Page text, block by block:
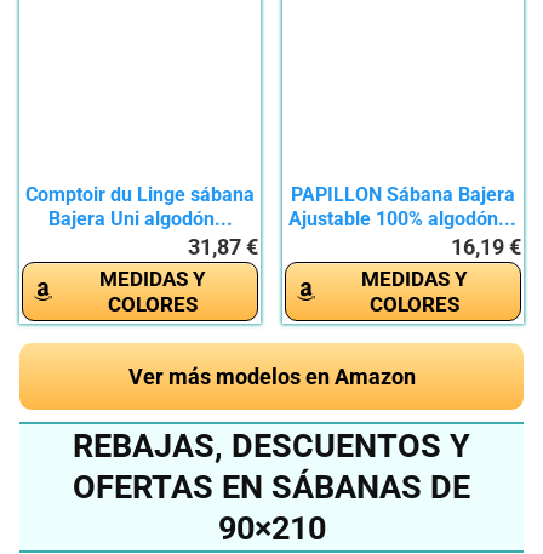
Comptoir du Linge sábana
Bajera Uni algodón...
31,87 €
MEDIDAS Y
COLORES
PAPILLON Sábana Bajera
Ajustable 100% algodón...
16,19 €
MEDIDAS Y
COLORES
Ver más modelos en Amazon
REBAJAS, DESCUENTOS Y
OFERTAS EN SÁBANAS DE
90×210